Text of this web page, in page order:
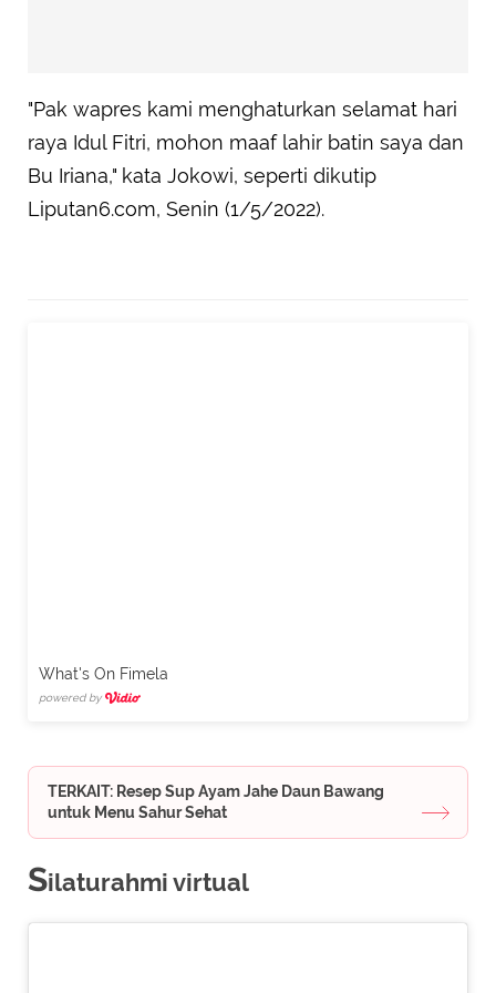
"Pak wapres kami menghaturkan selamat hari
raya Idul Fitri, mohon maaf lahir batin saya dan
Bu Iriana," kata Jokowi, seperti dikutip
Liputan6.com, Senin (1/5/2022).
What's On Fimela
powered by
TERKAIT: Resep Sup Ayam Jahe Daun Bawang
untuk Menu Sahur Sehat
Silaturahmi virtual